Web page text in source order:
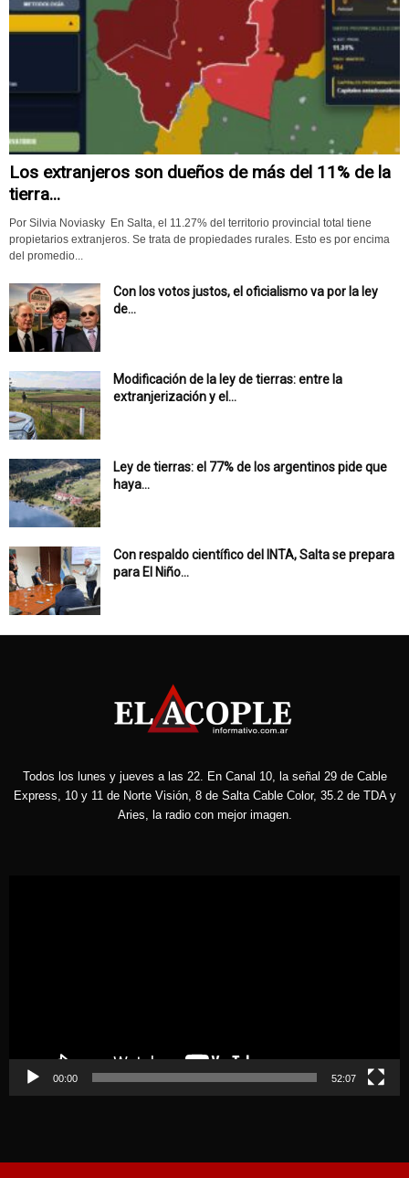
Los extranjeros son dueños de más del 11% de la
tierra...
Por Silvia Noviasky En Salta, el 11.27% del territorio provincial total tiene
propietarios extranjeros. Se trata de propiedades rurales. Esto es por encima
del promedio...
Con los votos justos, el oficialismo va por la ley
de...
Modificación de la ley de tierras: entre la
extranjerización y el...
Ley de tierras: el 77% de los argentinos pide que
haya...
Con respaldo científico del INTA, Salta se prepara
para El Niño...
Todos los lunes y jueves a las 22. En Canal 10, la señal 29 de Cable
Express, 10 y 11 de Norte Visión, 8 de Salta Cable Color, 35.2 de TDA y
Aries, la radio con mejor imagen.
00:00 52:07